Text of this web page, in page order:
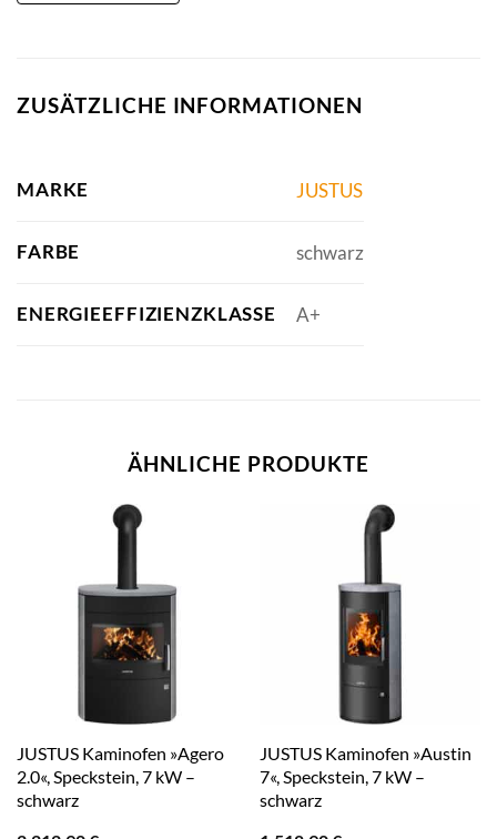
ZUSÄTZLICHE INFORMATIONEN
MARKE JUSTUS
FARBE schwarz
ENERGIEEFFIZIENZKLASSE A+
ÄHNLICHE PRODUKTE
JUSTUS Kaminofen »Agero
2.0«, Speckstein, 7 kW –
schwarz
JUSTUS Kaminofen »Austin
7«, Speckstein, 7 kW –
schwarz